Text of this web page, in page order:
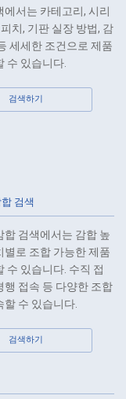
If employees
etc., the
and appropriate so as
of the Customers,
personal data of the
handling of such
such data
of the Customers, etc.
shall properly fulfill
by law when the
the Company
and regulations
other such incidents,
based on
first.
에서는 카테고리, 시리
치, 기판 실장 방법, 감
세세한 조건으로 제품
수 있습니다.
검색하기
검색
합 검색에서는 감합 높
별로 조합 가능한 제품
수 있습니다. 수직 접
행 접속 등 다양한 조합
할 수 있습니다.
검색하기